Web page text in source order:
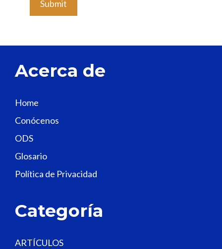
a
h
f
i
e
d
b
n
.
Acerca de
Home
Conócenos
ODS
Glosario
Política de Privacidad
Categoría
ARTÍCULOS